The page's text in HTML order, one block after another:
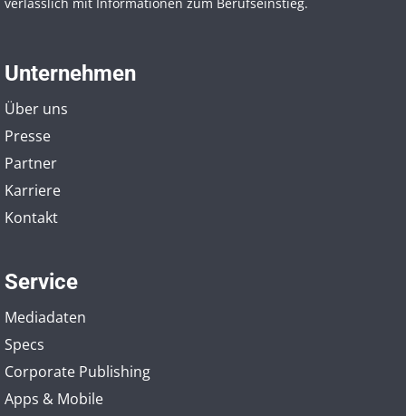
Unternehmen
Über uns
Presse
Partner
Karriere
Kontakt
Service
Mediadaten
Specs
Corporate Publishing
Apps & Mobile